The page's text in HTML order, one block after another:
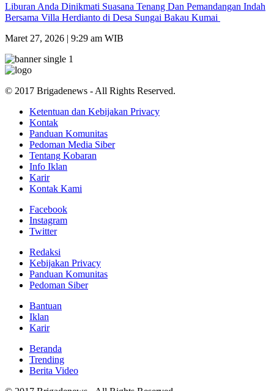
Liburan Anda Dinikmati Suasana Tenang Dan Pemandangan Indah
Bersama Villa Herdianto di Desa Sungai Bakau Kumai
Maret 27, 2026 | 9:29 am WIB
© 2017 Brigadenews - All Rights Reserved.
Ketentuan dan Kebijakan Privacy
Kontak
Panduan Komunitas
Pedoman Media Siber
Tentang Kobaran
Info Iklan
Karir
Kontak Kami
Facebook
Instagram
Twitter
Redaksi
Kebijakan Privacy
Panduan Komunitas
Pedoman Siber
Bantuan
Iklan
Karir
Beranda
Trending
Berita Video